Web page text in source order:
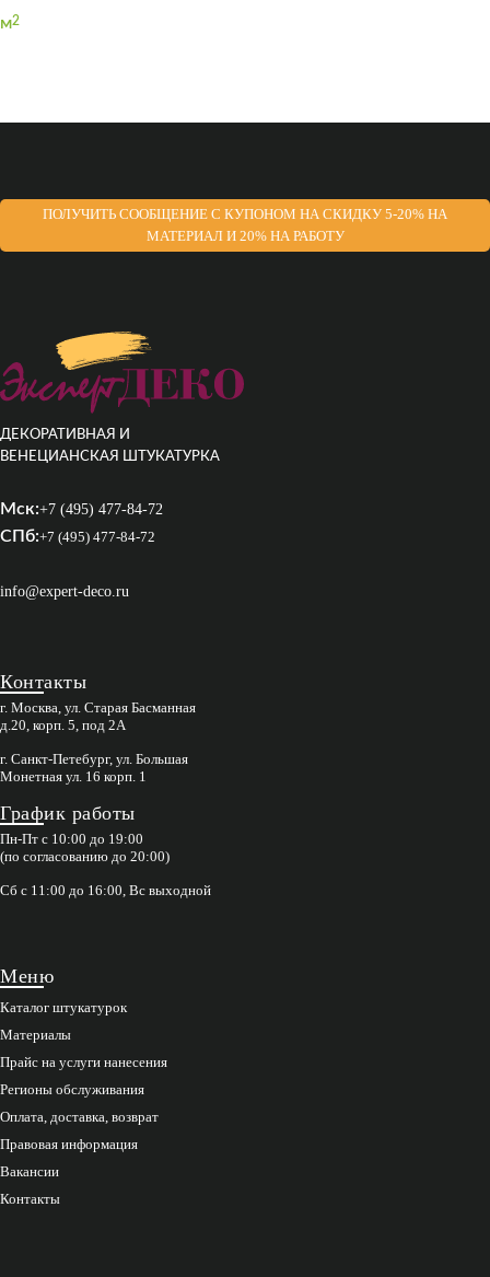
м2
ПОЛУЧИТЬ СООБЩЕНИЕ С КУПОНОМ НА СКИДКУ 5-20% НА
МАТЕРИАЛ И 20% НА РАБОТУ
ДЕКОРАТИВНАЯ И
ВЕНЕЦИАНСКАЯ ШТУКАТУРКА
Мск:+7 (495) 477-84-72
СПб:+7 (495) 477-84-72
info@expert-deco.ru
Контакты
г. Москва, ул. Старая Басманная
д.20, корп. 5, под 2А
г. Санкт-Петебург, ул. Большая
Монетная ул. 16 корп. 1
График работы
Пн-Пт с 10:00 до 19:00
(по согласованию до 20:00)
Сб с 11:00 до 16:00, Вс выходной
Меню
Каталог штукатурок
Материалы
Прайс на услуги нанесения
Регионы обслуживания
Оплата, доставка, возврат
Правовая информация
Вакансии
Контакты